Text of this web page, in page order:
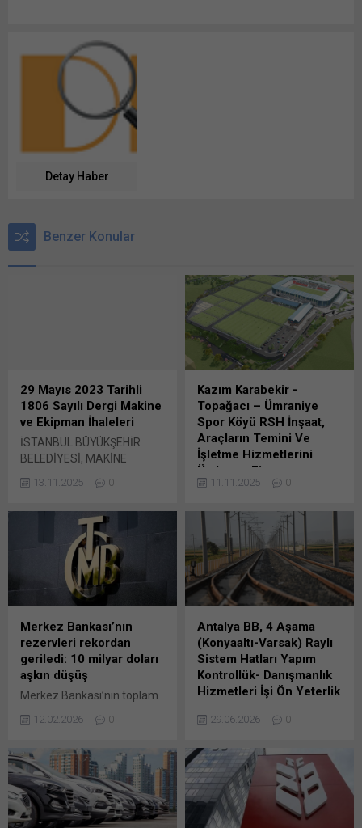
Detay Haber
Benzer Konular
29 Mayıs 2023 Tarihli
1806 Sayılı Dergi Makine
ve Ekipman İhaleleri
İSTANBUL BÜYÜKŞEHİR
BELEDİYESİ, MAKİNE
PARKINA 103 ADET
DAMPERLİ KAMYON
tamamına teklif verilecek
olup, son teklif verme tarihi
23 Haziran olarak Bunu
paylaş: X'te paylaşmak için
tıklayın (Yeni pencerede
açılır) X Linkedln üzerinden
paylaşmak için tıklayın (Yeni
pencerede açılır) LinkedIn
WhatsApp'ta paylaşmak için
tıklayın (Yeni pencerede
açılır) WhatsApp
Facebook'ta paylaşmak için
tıklayın (Yeni...
13.11.2025 0
Kazım Karabekir -
Topağacı – Ümraniye
Spor Köyü RSH İnşaat,
Araçların Temini Ve
İşletme Hizmetlerini
Üstlenen Firma…
Ulaştırma Ve Altyapı
Genel Müdürlüğü İhale kayıt
numarası :
2025/1814747 İhalenin
Tarihi : 27.10.2025
Türü : Yapım işi
Usulü : Pazarlık (MD
Bunu paylaş: X'te
paylaşmak için tıklayın (Yeni
pencerede açılır) X Linkedln
üzerinden paylaşmak için
tıklayın (Yeni pencerede
açılır) LinkedIn WhatsApp'ta
paylaşmak için tıklayın (Yeni
Facebook'ta paylaşmak için
tıklayın (Yeni...
11.11.2025 0
Merkez Bankası’nın
rezervleri rekordan
geriledi: 10 milyar doları
aşkın düşüş
Merkez Bankası’nın toplam
rekor seviyeleri görmesinin
haftasında 10,67 milyar
dolarlık düşüşle 207,48
milyar dolara geriledi.
Türkiye Cumhuriyet Merkez
Bankasının (TCMB), haftalık
12.02.2026 0
Antalya BB, 4 Aşama
(Konyaaltı-Varsak) Raylı
Sistem Hatları Yapım
Kontrollük- Danışmanlık
Hizmetleri İşi Ön Yeterlik
Duyurusu
4 AŞAMA (KONYAALTI-
HATLARI YAPIM
KONTROLLÜK-
DANIŞMANLIK HİZMETLERİ
İŞİ danışmanlık hizmeti işi
için, yeterli tecrübeye sahip
29.06.2026 0